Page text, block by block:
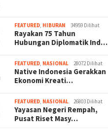
FEATURED, HIBURAN 34959 Dilihat
Rayakan 75 Tahun
Hubungan Diplomatik Ind…
FEATURED, NASIONAL 28072 Dilihat
Native Indonesia Gerakkan
Ekonomi Kreati…
FEATURED, NASIONAL 26803 Dilihat
Yayasan Negeri Rempah,
Pusat Riset Masy…